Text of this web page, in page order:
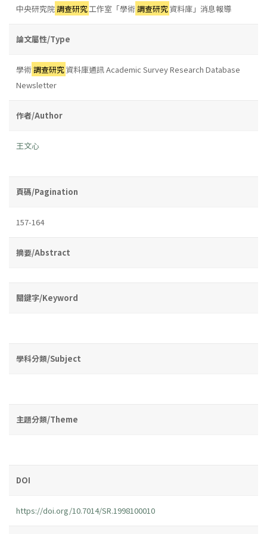
中央研究院調查研究工作室「學術調查研究資料庫」消息報導
論文屬性/Type
學術調查研究資料庫通訊 Academic Survey Research Database
Newsletter
作者/Author
王文心
頁碼/Pagination
157-164
摘要/Abstract
關鍵字/Keyword
學科分類/Subject
主題分類/Theme
DOI
https://doi.org/10.7014/SR.1998100010